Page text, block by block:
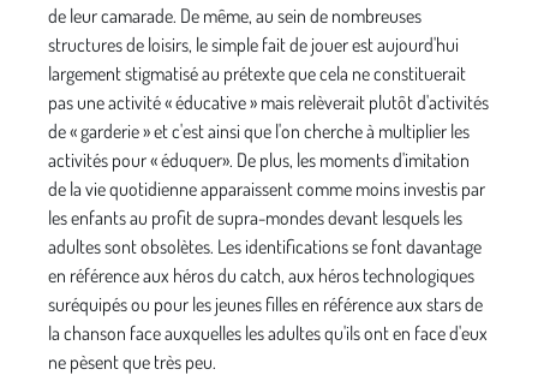
de leur camarade. De même, au sein de nombreuses
structures de loisirs, le simple fait de jouer est aujourd'hui
largement stig­matisé au prétexte que cela ne constituerait
pas une activité « éducative » mais relèverait plutôt d'activités
de « garderie » et c'est ainsi que l'on cherche à multiplier les
activités pour « éduquer». De plus, les moments d'imi­tation
de la vie quotidienne apparaissent comme moins investis par
les enfants au profit de supra-mondes devant lesquels les
adultes sont obsolètes. Les identifica­tions se font davantage
en référence aux héros du catch, aux héros technologiques
suréquipés ou pour les jeunes filles en référence aux stars de
la chanson face auxquelles les adultes qu'ils ont en face d'eux
ne pèsent que très peu.